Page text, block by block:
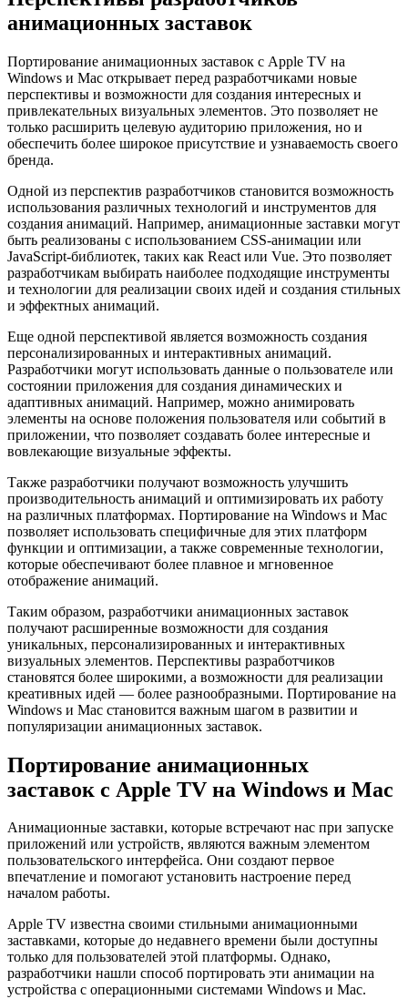
анимационных заставок
Портирование анимационных заставок с Apple TV на
Windows и Mac открывает перед разработчиками новые
перспективы и возможности для создания интересных и
привлекательных визуальных элементов. Это позволяет не
только расширить целевую аудиторию приложения, но и
обеспечить более широкое присутствие и узнаваемость своего
бренда.
Одной из перспектив разработчиков становится возможность
использования различных технологий и инструментов для
создания анимаций. Например, анимационные заставки могут
быть реализованы с использованием CSS-анимации или
JavaScript-библиотек, таких как React или Vue. Это позволяет
разработчикам выбирать наиболее подходящие инструменты
и технологии для реализации своих идей и создания стильных
и эффектных анимаций.
Еще одной перспективой является возможность создания
персонализированных и интерактивных анимаций.
Разработчики могут использовать данные о пользователе или
состоянии приложения для создания динамических и
адаптивных анимаций. Например, можно анимировать
элементы на основе положения пользователя или событий в
приложении, что позволяет создавать более интересные и
вовлекающие визуальные эффекты.
Также разработчики получают возможность улучшить
производительность анимаций и оптимизировать их работу
на различных платформах. Портирование на Windows и Mac
позволяет использовать специфичные для этих платформ
функции и оптимизации, а также современные технологии,
которые обеспечивают более плавное и мгновенное
отображение анимаций.
Таким образом, разработчики анимационных заставок
получают расширенные возможности для создания
уникальных, персонализированных и интерактивных
визуальных элементов. Перспективы разработчиков
становятся более широкими, а возможности для реализации
креативных идей — более разнообразными. Портирование на
Windows и Mac становится важным шагом в развитии и
популяризации анимационных заставок.
Портирование анимационных
заставок с Apple TV на Windows и Mac
Анимационные заставки, которые встречают нас при запуске
приложений или устройств, являются важным элементом
пользовательского интерфейса. Они создают первое
впечатление и помогают установить настроение перед
началом работы.
Apple TV известна своими стильными анимационными
заставками, которые до недавнего времени были доступны
только для пользователей этой платформы. Однако,
разработчики нашли способ портировать эти анимации на
устройства с операционными системами Windows и Mac.